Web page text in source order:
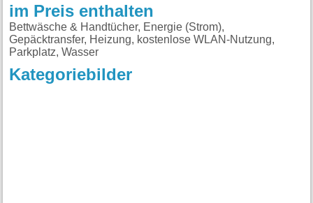
im Preis enthalten
Bettwäsche & Handtücher, Energie (Strom),
Gepäcktransfer, Heizung, kostenlose WLAN-Nutzung,
Parkplatz, Wasser
Kategoriebilder